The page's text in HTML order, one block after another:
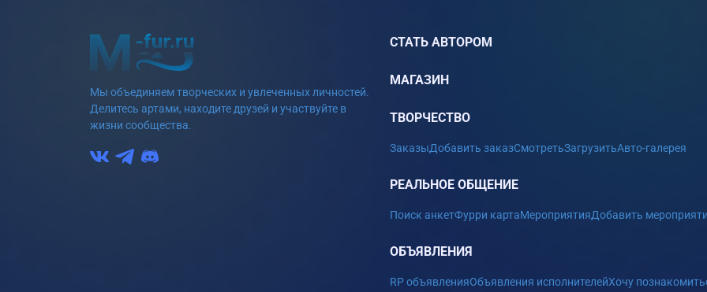
Мы объединяем творческих и увлеченных личностей.
Делитесь артами, находите друзей и участвуйте в
жизни сообщества.
СТАТЬ АВТОРОМ
МАГАЗИН
ТВОРЧЕСТВО
ЗаказыДобавить заказСмотретьЗагрузитьАвто-галерея
РЕАЛЬНОЕ ОБЩЕНИЕ
Поиск анкетФурри картаМероприятияДобавить
ОБЪЯВЛЕНИЯ
RP объявленияОбъявления исполнителейХочу